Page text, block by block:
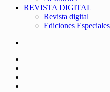
REVISTA DIGITAL
Revista digital
Ediciones Especiales